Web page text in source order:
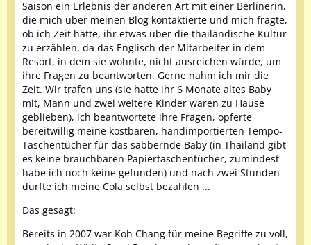
Saison ein Erlebnis der anderen Art mit einer Berlinerin,
die mich über meinen Blog kontaktierte und mich fragte,
ob ich Zeit hätte, ihr etwas über die thailändische Kultur
zu erzählen, da das Englisch der Mitarbeiter in dem
Resort, in dem sie wohnte, nicht ausreichen würde, um
ihre Fragen zu beantworten. Gerne nahm ich mir die
Zeit. Wir trafen uns (sie hatte ihr 6 Monate altes Baby
mit, Mann und zwei weitere Kinder waren zu Hause
geblieben), ich beantwortete ihre Fragen, opferte
bereitwillig meine kostbaren, handimportierten Tempo-
Taschentücher für das sabbernde Baby (in Thailand gibt
es keine brauchbaren Papiertaschentücher, zumindest
habe ich noch keine gefunden) und nach zwei Stunden
durfte ich meine Cola selbst bezahlen ...
Das gesagt:
Bereits in 2007 war Koh Chang für meine Begriffe zu voll,